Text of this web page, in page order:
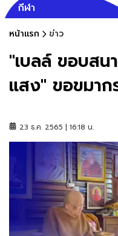
กีฬา
หน้าแรก ข่าว
"เบลล์ ขอบสน
แสง" ขอขมาก
23 ธ.ค. 2565 | 16:18 น.